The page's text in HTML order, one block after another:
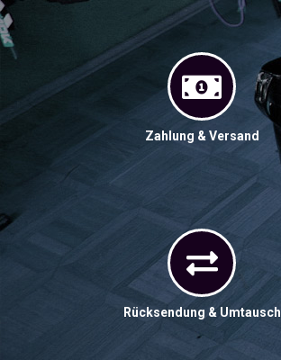
Zahlung & Versand
Rücksendung & Umtausch